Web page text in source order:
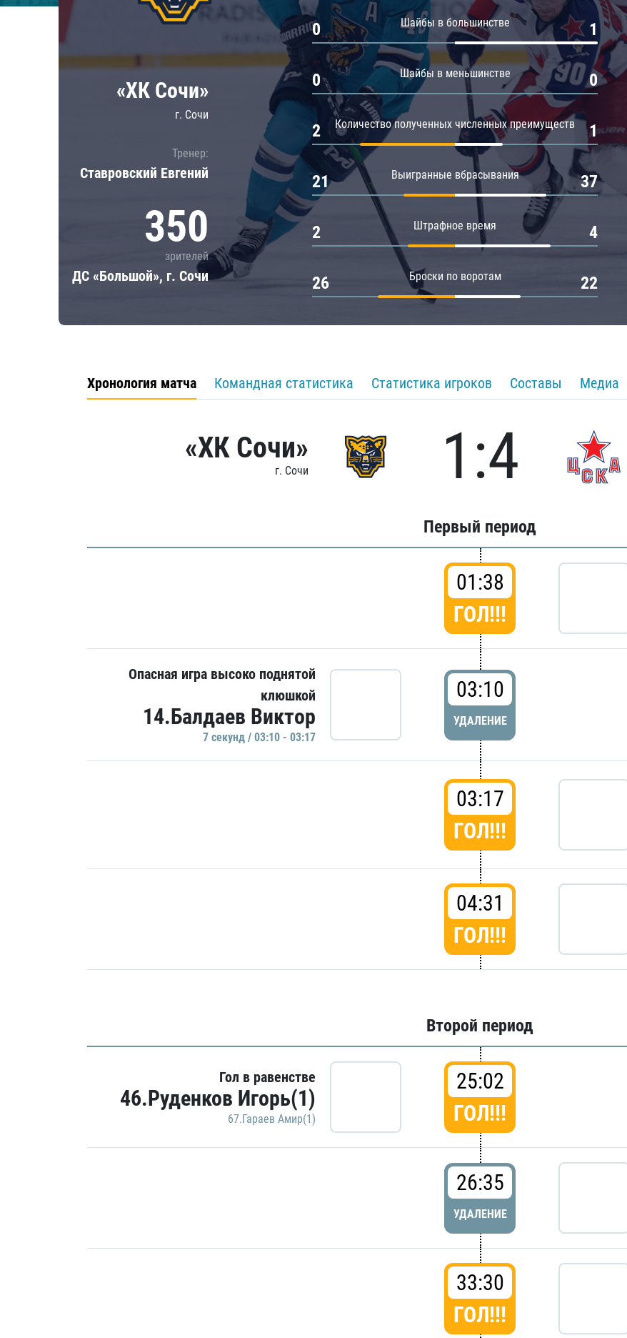
Локомотив
ЦСКА
Шанхайские Драконы
Амур
Барыс
Салават Юлаев
«ХК Сочи»
г. Сочи
Тренер:
Ставровский Евгений
350
зрителей
ДС «Большой», г. Сочи
Шайбы в большинстве
0 1
Шайбы в меньшинстве
0 0
Количество полученных численных преимуществ
2 1
Выигранные вбрасывания
21 37
Штрафное время
2 4
Броски по воротам
26 22
Хронология матча Командная статистика Статистика игроков Составы Медиа
«ХК Сочи»
г. Сочи 1:4
Первый период
01:38
ГОЛ!!!
Опасная игра высоко поднятой
клюшкой
14.Балдаев Виктор
7 секунд / 03:10 - 03:17
03:10
УДАЛЕНИЕ
03:17
ГОЛ!!!
04:31
ГОЛ!!!
Второй период
Гол в равенстве
46.Руденков Игорь(1)
67.Гараев Амир(1)
25:02
ГОЛ!!!
26:35
УДАЛЕНИЕ
33:30
ГОЛ!!!